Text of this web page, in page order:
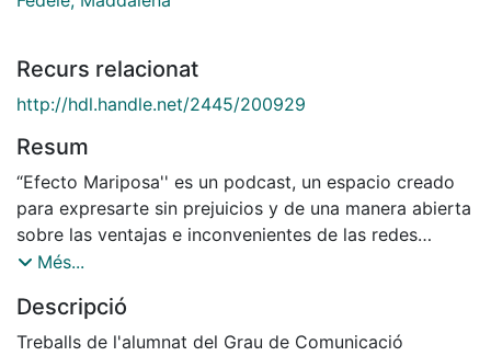
Recurs relacionat
http://hdl.handle.net/2445/200929
Resum
“Efecto Mariposa'' es un podcast, un espacio creado
para expresarte sin prejuicios y de una manera abierta
sobre las ventajas e inconvenientes de las redes
sociales y todo lo que pueden causar, ya sea positivo
Més...
Descripció
Treballs de l'alumnat del Grau de Comunicació